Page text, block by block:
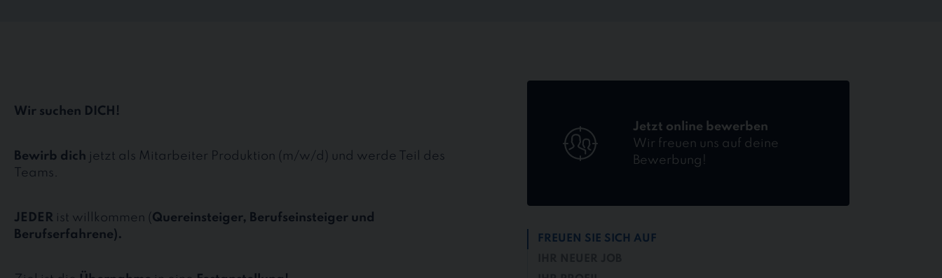
Wir suchen DICH!
Bewirb dich jetzt als Mitarbeiter Produktion (m/w/d) und werde Teil des
Teams.
JEDER ist willkommen ( Quereinsteiger, Berufseinsteiger und
Berufserfahrene).
Jetzt online bewerben
Wir freuen uns auf deine
Bewerbung!
FREUEN SIE SICH AUF